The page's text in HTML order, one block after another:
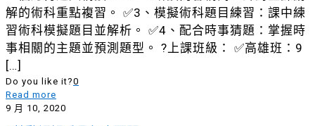
解的術科重點複習。 ✅3、模擬術科題目練習：課中練
習術科模擬題目並解析。 ✅4、配合時事猜題：掌握時
事相關的主題並預測題型。 ?上課班級： ✅高雄班：9
[…]
Do you like it?0
Read more
9 月 10, 2020